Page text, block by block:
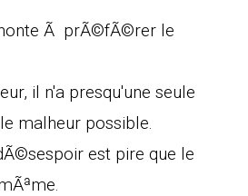
Ã prÃ©fÃ©rer le
il n'a presqu'une seule
malheur possible.
est pire que le